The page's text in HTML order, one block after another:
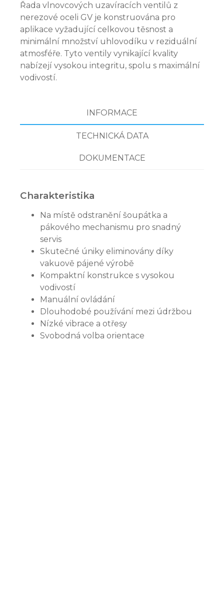
Řada vlnovcových uzavíracích ventilů z
nerezové oceli GV je konstruována pro
aplikace vyžadující celkovou těsnost a
minimální množství uhlovodíku v reziduální
atmosféře. Tyto ventily vynikající kvality
nabízejí vysokou integritu, spolu s maximální
vodivostí.
INFORMACE
TECHNICKÁ DATA
DOKUMENTACE
Charakteristika
Na místě odstranění šoupátka a
pákového mechanismu pro snadný
servis
Skutečné úniky eliminovány díky
vakuově pájené výrobě
Kompaktní konstrukce s vysokou
vodivostí
Manuální ovládání
Dlouhodobé používání mezi údržbou
Nízké vibrace a otřesy
Svobodná volba orientace